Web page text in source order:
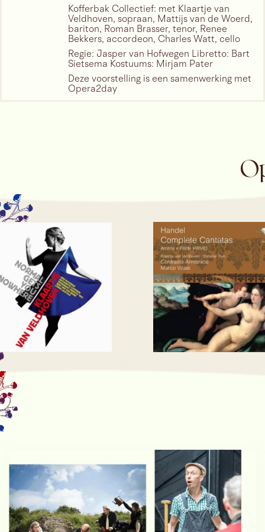
Kofferbak Collectief: met Klaartje van
Veldhoven, sopraan, Mattijs van de Woerd,
bariton, Roman Brasser, tenor, Renee
Bekkers, accordeon, Charles Watt, cello
Regie: Jasper van Hofwegen Libretto: Bart
Sietsema Kostuums: Mirjam Pater
Deze voorstelling is een samenwerking met
Opera2day
AUGUSTUS
Een groep jagers trekt zich in deze
muziektheatervoorstelling in een landhuis
diep in het bos terug voor groepstherapie.
Ze moeten afscheid nemen van hun
geliefde jachtritueel – en daarmee ook van
een deel van zichzelf omdat de huidige
maatschappij hun tradities als inhumaan
en elitair afschildert.
Kofferbak Collectief: met Klaartje van
Veldhoven, sopraan, Mattijs van de Woerd,
bariton, Roman Brasser, tenor, Renee
Bekkers, accordeon, Charles Watt, cello
meer info
ZATERDAG
15
AUGUSTUS
JS BACH
VEGETARISCHE
JACHTCANTATE